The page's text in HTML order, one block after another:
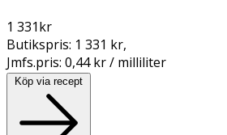
1 331kr
Butikspris: 1 331 kr,
Jmfs.pris: 0,44 kr / milliliter
Köp via recept